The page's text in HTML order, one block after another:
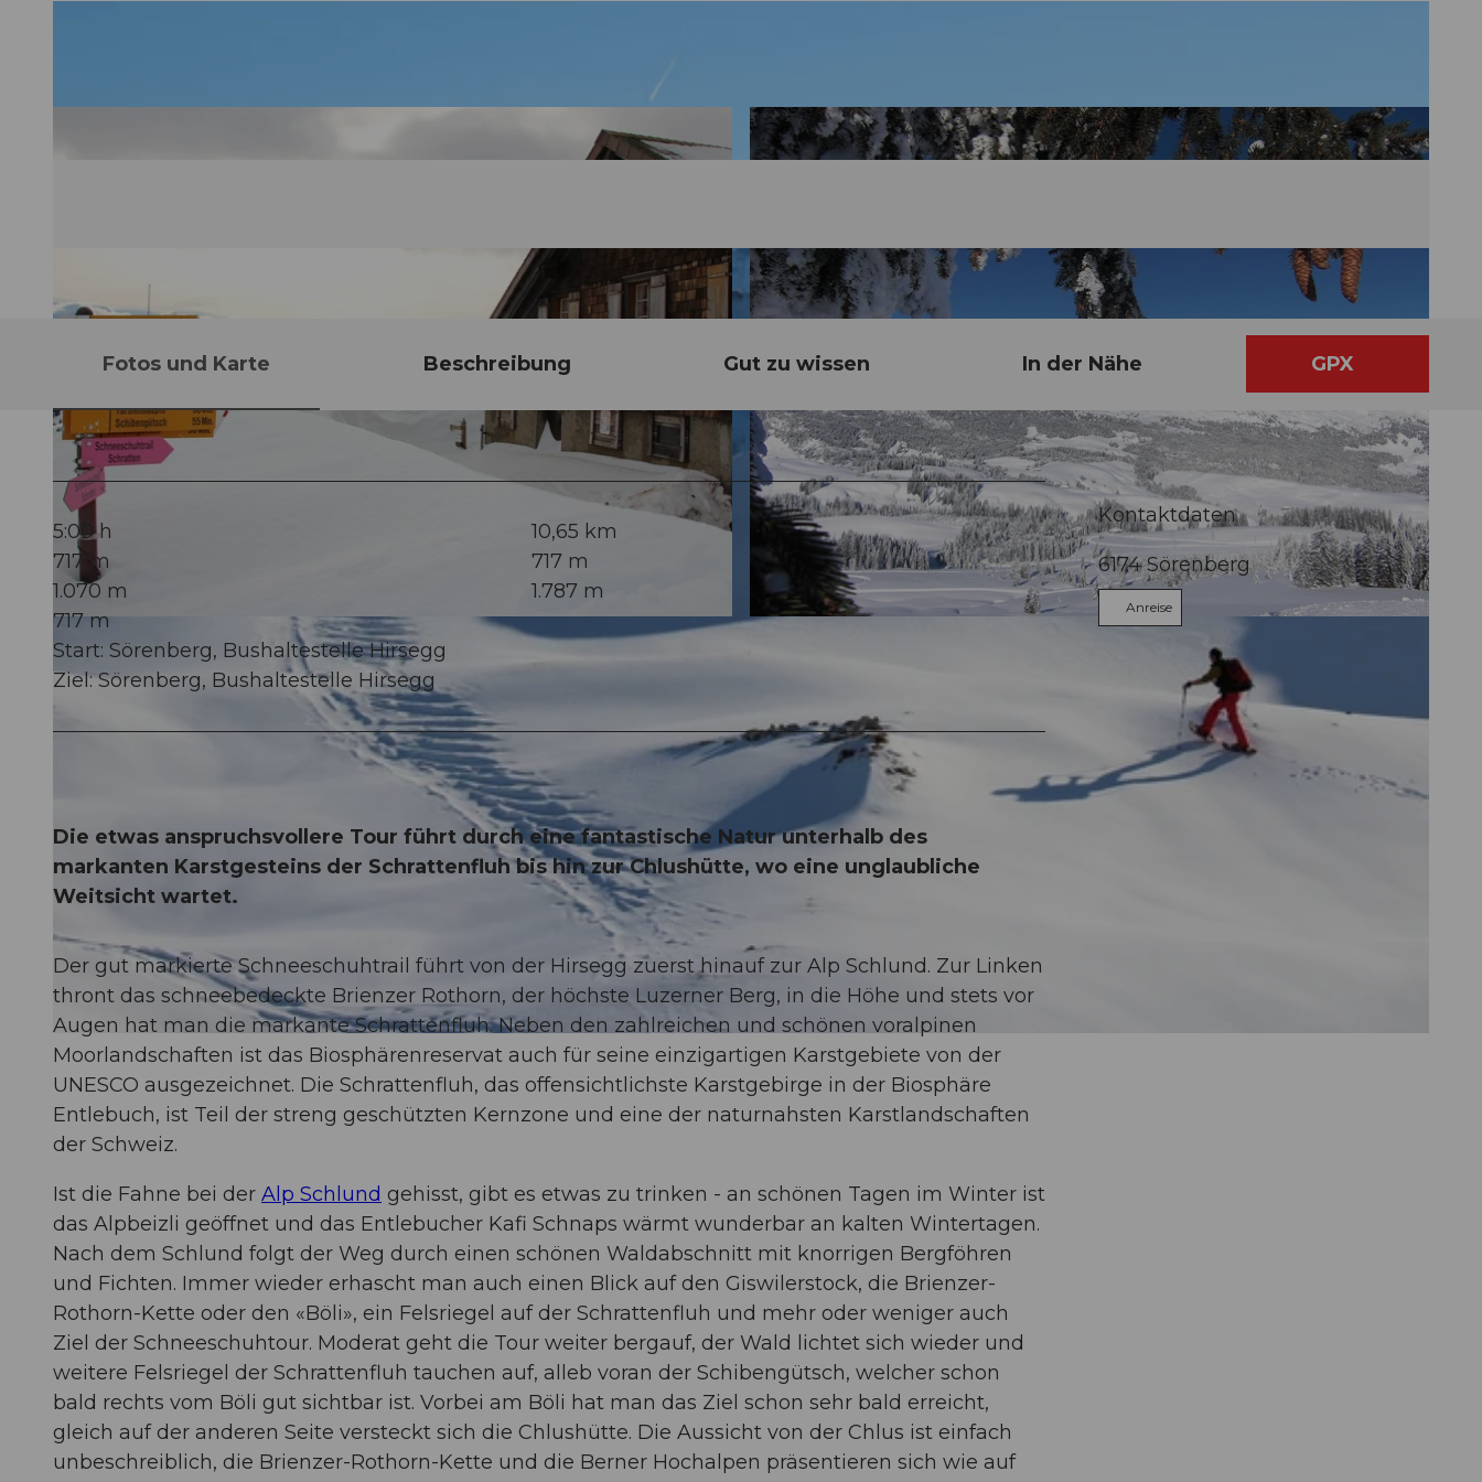
© Richard Portmann, UNESCO Biosphäre Entlebuch
Fotos und Karte Beschreibung Gut zu wissen In der Nähe GPX
5:00 h
10,65 km
717 m
717 m
1.070 m
1.787 m
717 m
Start: Sörenberg, Bushaltestelle Hirsegg
Ziel: Sörenberg, Bushaltestelle Hirsegg
Die etwas anspruchsvollere Tour führt durch eine fantastische Natur unterhalb des
markanten Karstgesteins der Schrattenfluh bis hin zur Chlushütte, wo eine unglaubliche
Weitsicht wartet.
Der gut markierte Schneeschuhtrail führt von der Hirsegg zuerst hinauf zur Alp Schlund. Zur Linken
thront das schneebedeckte Brienzer Rothorn, der höchste Luzerner Berg, in die Höhe und stets vor
Augen hat man die markante Schrattenfluh. Neben den zahlreichen und schönen voralpinen
Moorlandschaften ist das Biosphärenreservat auch für seine einzigartigen Karstgebiete von der
UNESCO ausgezeichnet. Die Schrattenfluh, das offensichtlichste Karstgebirge in der Biosphäre
Entlebuch, ist Teil der streng geschützten Kernzone und eine der naturnahsten Karstlandschaften
der Schweiz.
Ist die Fahne bei der Alp Schlund gehisst, gibt es etwas zu trinken - an schönen Tagen im Winter ist
das Alpbeizli geöffnet und das Entlebucher Kafi Schnaps wärmt wunderbar an kalten Wintertagen.
Nach dem Schlund folgt der Weg durch einen schönen Waldabschnitt mit knorrigen Bergföhren
und Fichten. Immer wieder erhascht man auch einen Blick auf den Giswilerstock, die Brienzer-
Rothorn-Kette oder den «Böli», ein Felsriegel auf der Schrattenfluh und mehr oder weniger auch
Ziel der Schneeschuhtour. Moderat geht die Tour weiter bergauf, der Wald lichtet sich wieder und
weitere Felsriegel der Schrattenfluh tauchen auf, alleb voran der Schibengütsch, welcher schon
bald rechts vom Böli gut sichtbar ist. Vorbei am Böli hat man das Ziel schon sehr bald erreicht,
gleich auf der anderen Seite versteckt sich die Chlushütte. Die Aussicht von der Chlus ist einfach
unbeschreiblich, die Brienzer-Rothorn-Kette und die Berner Hochalpen präsentieren sich wie auf
Kontaktdaten
6174Sörenberg
Anreise